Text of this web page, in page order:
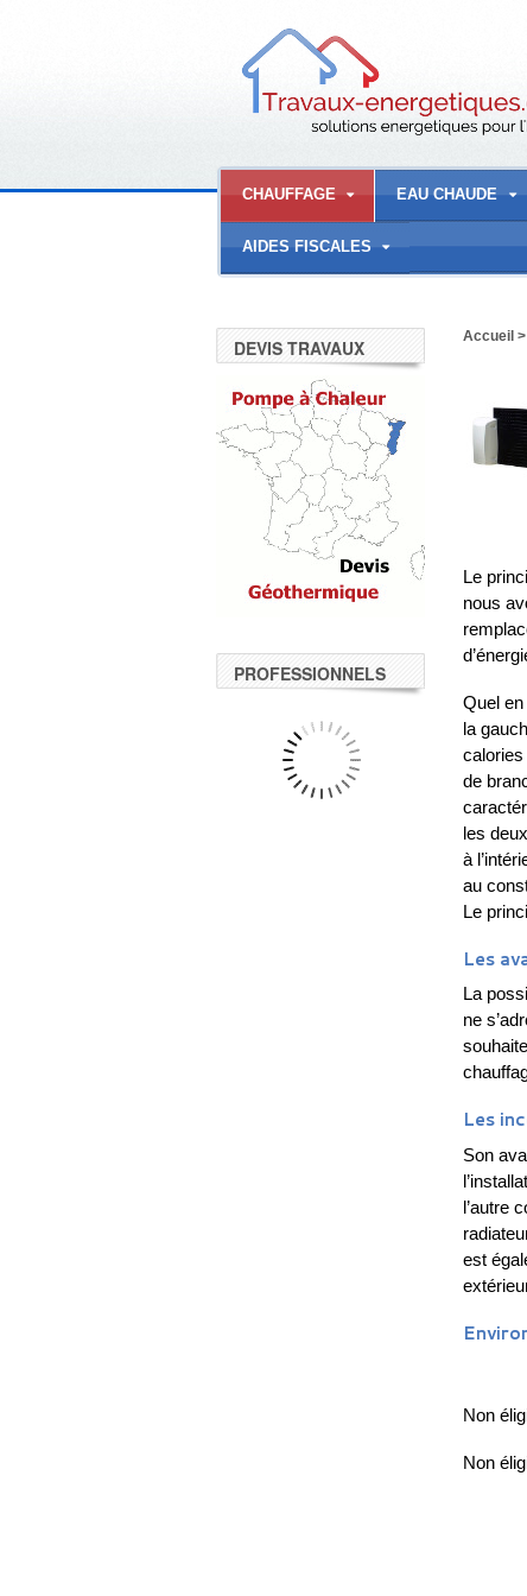
CHAUFFAGE EAU CHAUDE
AIDES FISCALES
Accueil >
Le
nous
Quel
la
calories
de
les
à
au
Le
Les
La
ne
Les
Son
l’autre
est
Non
Non
DEVIS TRAVAUX
PROFESSIONNELS